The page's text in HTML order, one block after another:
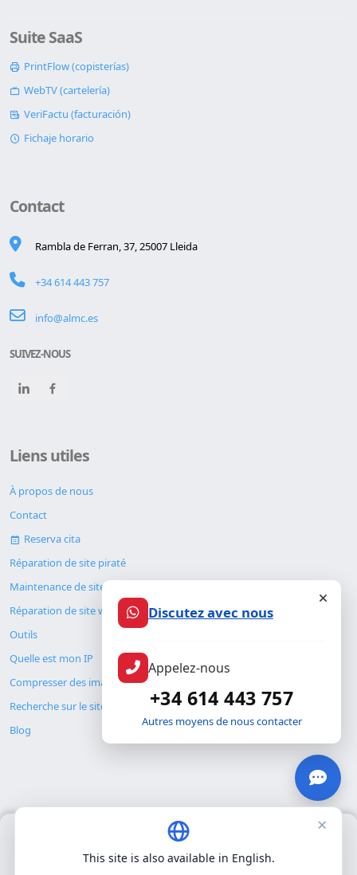
Suite SaaS
PrintFlow (copisterías)
WebTV (cartelería)
VeriFactu (facturación)
Fichaje horario
Contact
Rambla de Ferran, 37, 25007 Lleida
+34 614 443 757
info@almc.es
SUIVEZ-NOUS
Liens utiles
À propos de nous
Contact
Reserva cita
Réparation de site piraté
Maintenance de site web
Réparation de site web
Outils
Quelle est mon IP
Compresser des images
Recherche sur le site
Blog
© Copyright 2026. ALMC SECURITY S.L.U.
Nous utilisons uniquement nos propres cookies pour le
Politique de confidentialité.
Discutez avec nous
Appelez-nous
+34 614 443 757
Autres moyens de nous contacter
×
This site is also available in English.